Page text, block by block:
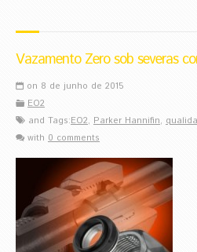
Vazamento Zero sob severas
on 8 de junho de 2015
EO2
and Tags:EO2, Parker Hannifin,
with 0 comments